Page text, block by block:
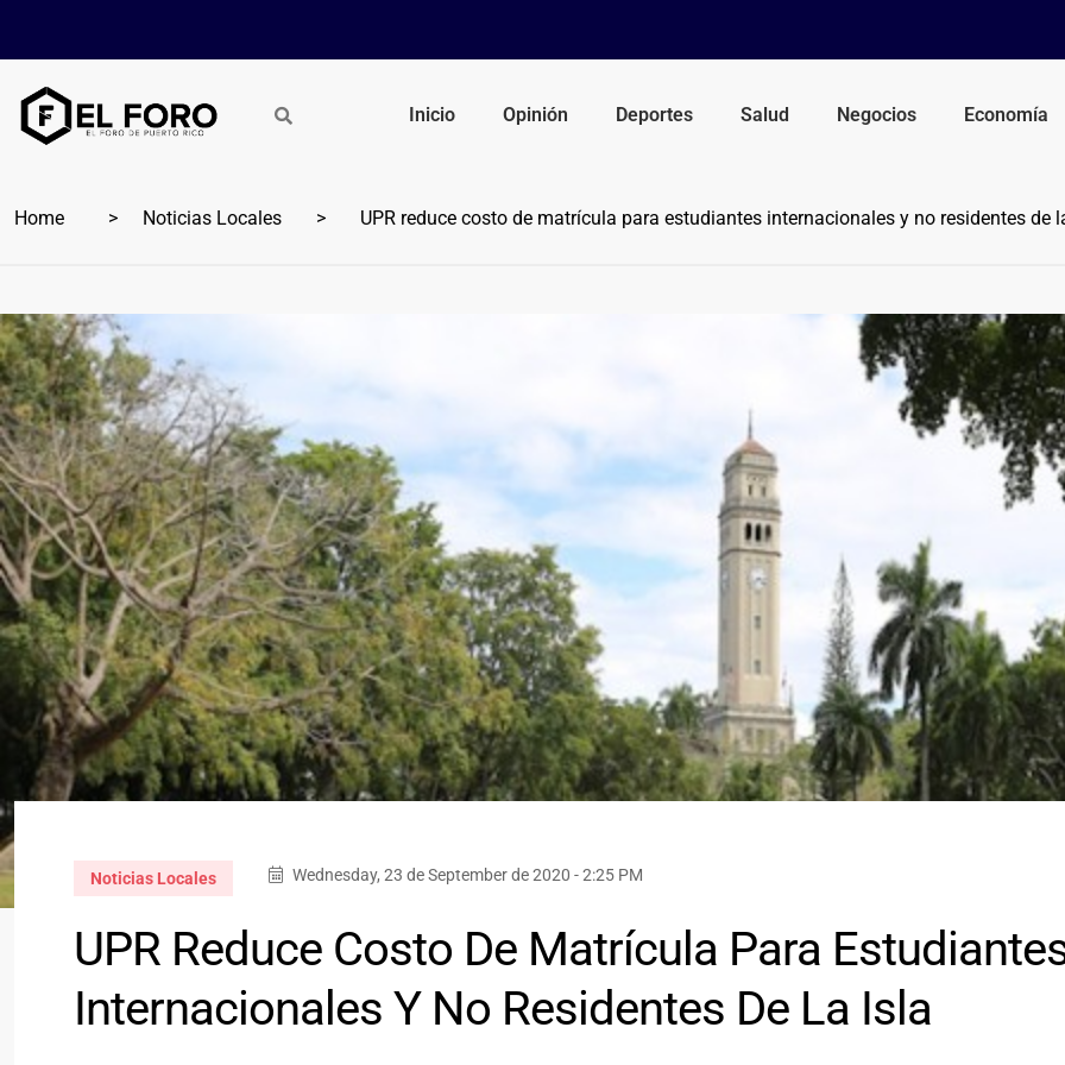
Inicio Opinión Deportes Salud Negocios Economía
Home Noticias Locales UPR reduce costo de matrícula para estudiantes internacionales y no residentes de
Noticias Locales Wednesday, 23 de September de 2020 - 2:25 PM
UPR Reduce Costo De Matrícula Para
Internacionales Y No Residentes De La Isla